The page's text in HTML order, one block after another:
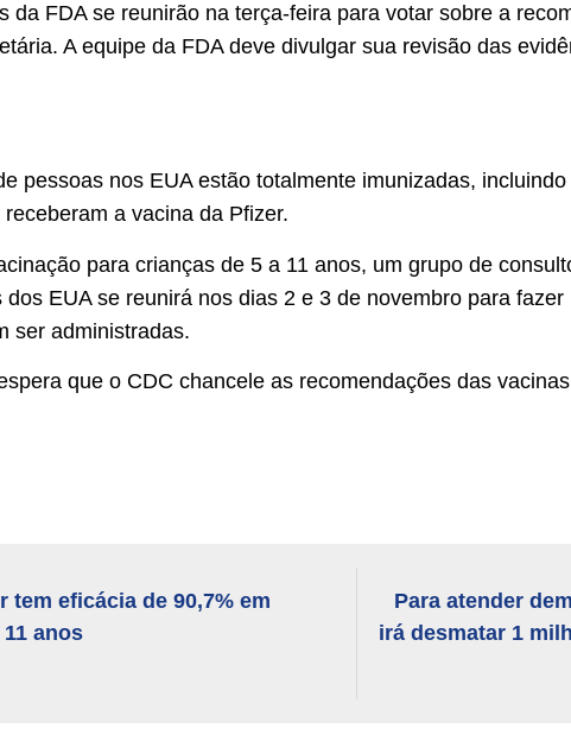
da FDA se reunirão na terça-feira para votar sobre a
A equipe da FDA deve divulgar sua revisão das
pessoas nos EUA estão totalmente imunizadas,
a vacina da Pfizer.
para crianças de 5 a 11 anos, um grupo de
EUA se reunirá nos dias 2 e 3 de novembro para
ser administradas.
que o CDC chancele as recomendações das
tem eficácia de 90,7% em
anos
Para atender
irá desmatar 1